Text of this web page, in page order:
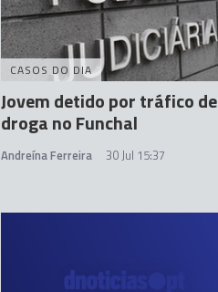
CASOS DO DIA
Jovem detido por tráfico de
droga no Funchal
Andreína Ferreira 30 Jul 15:37